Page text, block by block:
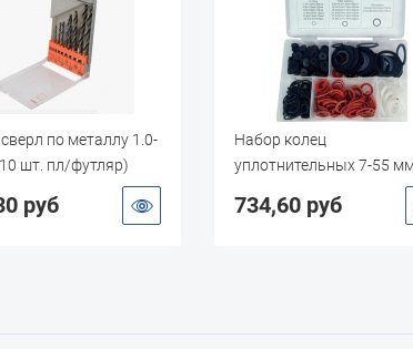
по металлу 1.0-
шт. пл/футляр)
руб
Набор колец
уплотнительных 7-55
734,60 руб